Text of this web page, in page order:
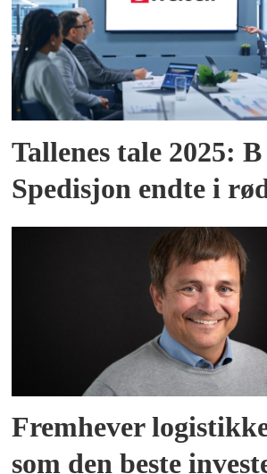
Tallenes tale 2025:
Spedisjon endte i
Fremhever
som den beste